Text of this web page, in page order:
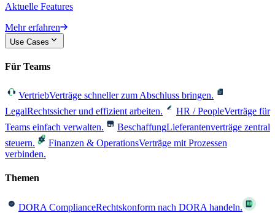
Aktuelle Features
Mehr erfahren
Use Cases
Für Teams
VertriebVerträge schneller zum Abschluss bringen.
LegalRechtssicher und effizient arbeiten. HR / PeopleVerträge für
Teams einfach verwalten.
BeschaffungLieferantenverträge zentral
steuern.
Finanzen & OperationsVerträge mit Prozessen
verbinden.
Themen
DORA ComplianceRechtskonform nach DORA handeln.